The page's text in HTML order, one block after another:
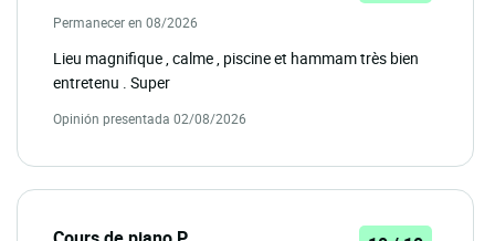
Permanecer en 08/2026
Lieu magnifique , calme , piscine et hammam très bien
entretenu . Super
Opinión presentada 02/08/2026